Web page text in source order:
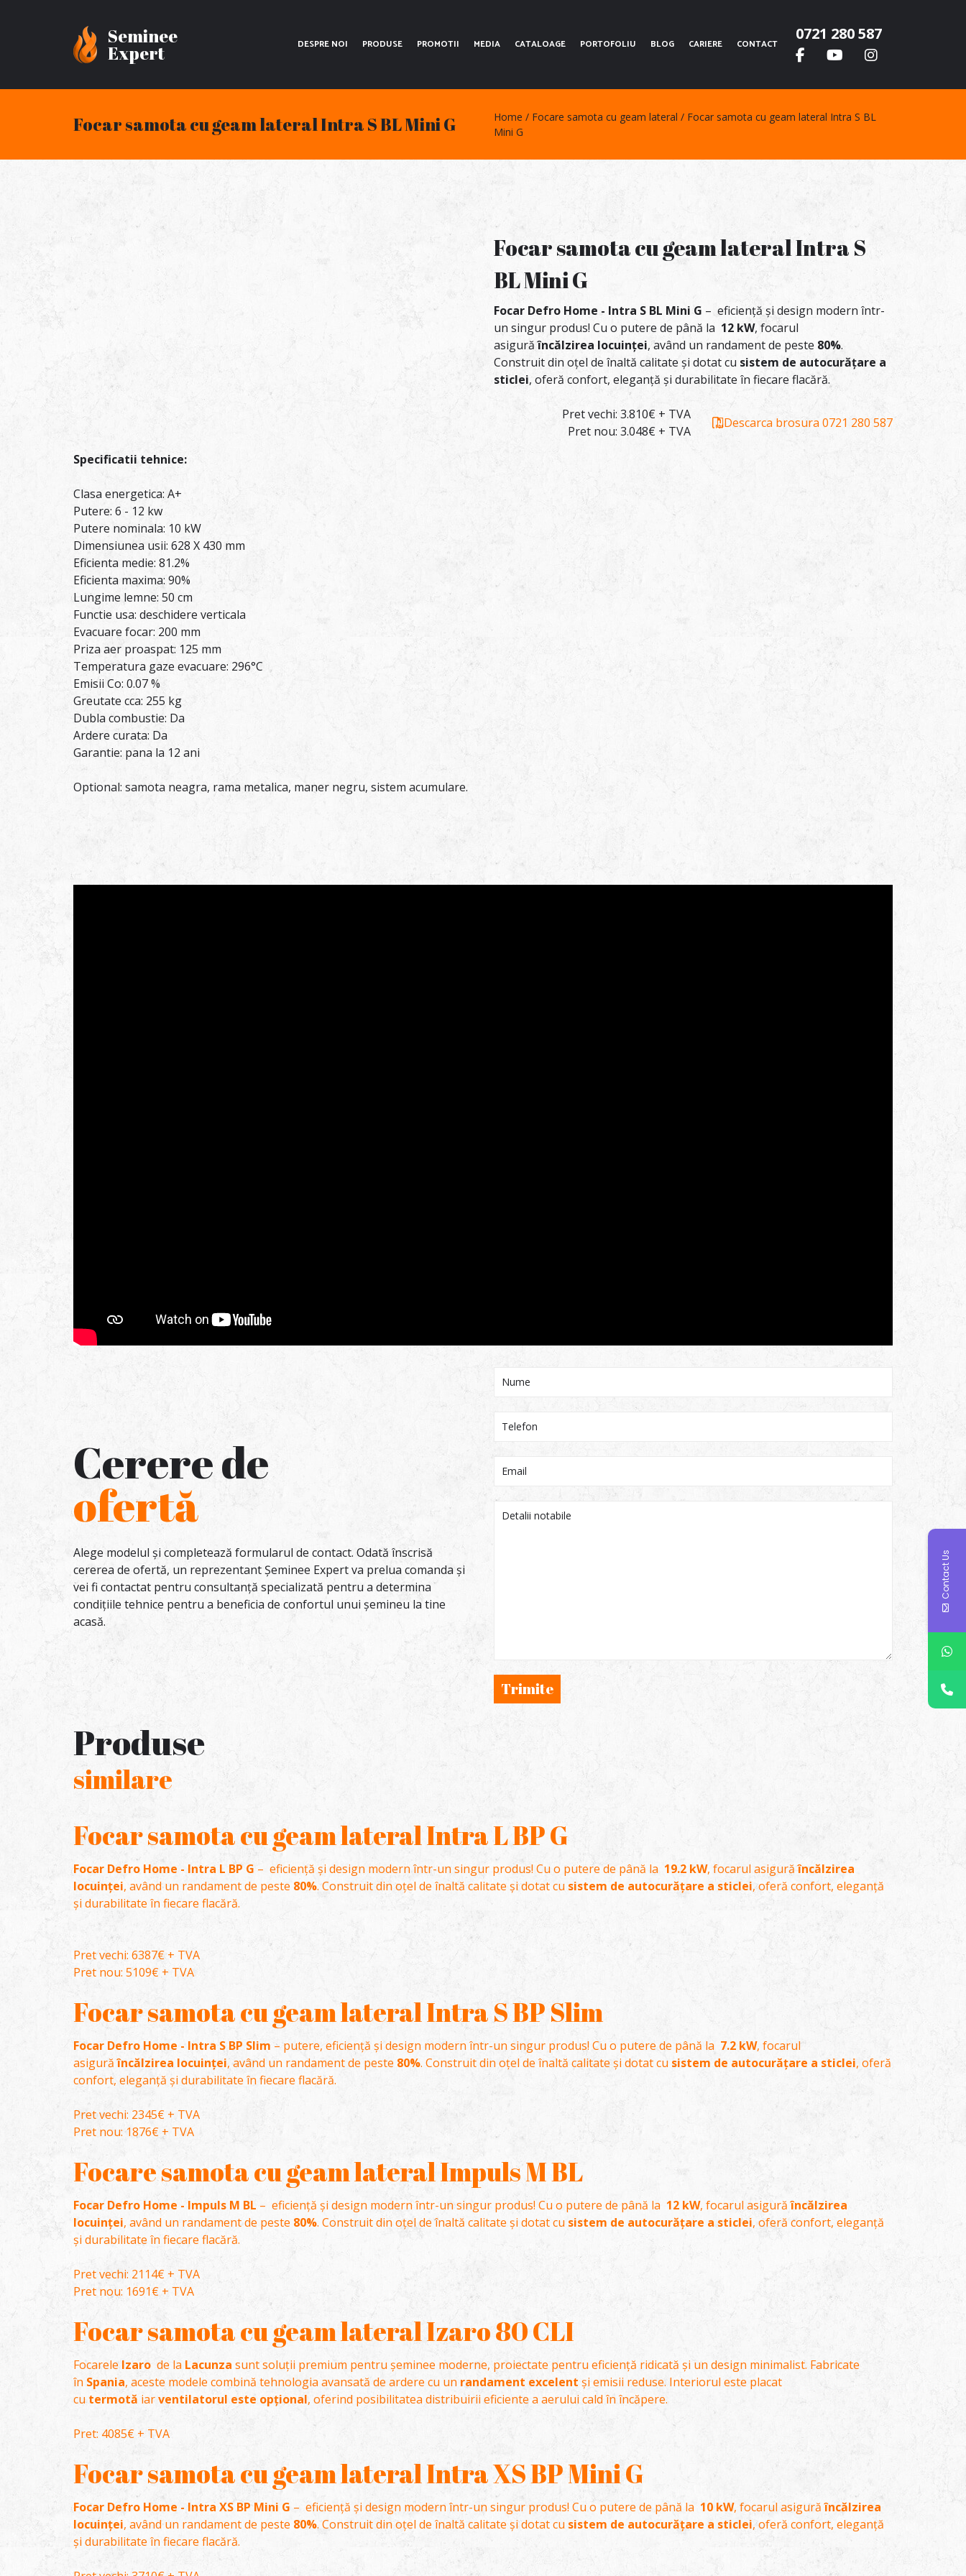
Seminee
Expert DESPRE NOI PRODUSE PROMOTII MEDIA CATALOAGE PORTOFOLIU BLOG CARIERE CONTACT
0721 280 587
Focar samota cu geam lateral Intra S BL Mini G Home Focare samota cu geam lateral
Focar samota cu geam lateral Intra S BL
Mini G
Focar samota cu geam lateral Intra S
BL Mini G
Focar Defro Home - Intra S BL Mini G – eficiență și design modern într-
un singur produs! Cu o putere de până la 12 kW, focarul
asigurăîncălzirea locuinței, având un randament de peste 80%.
Construit din oțel de înaltă calitate și dotat cu sistem de autocurățare a
sticlei, oferă confort, eleganță și durabilitate în fiecare flacără.
Pret vechi: 3.810€ + TVA
Pret nou: 3.048€ + TVA
Descarca brosura 0721 280 587
Specificatii tehnice:
Clasa energetica: A+
Putere: 6 - 12 kw
Putere nominala: 10 kW
Dimensiunea usii: 628 X 430 mm
Eficienta medie: 81.2%
Eficienta maxima: 90%
Lungime lemne: 50 cm
Functie usa: deschidere verticala
Evacuare focar: 200 mm
Priza aer proaspat: 125 mm
Temperatura gaze evacuare: 296°C
Emisii Co: 0.07 %
Greutate cca: 255 kg
Dubla combustie: Da
Ardere curata: Da
Garantie: pana la 12 ani
Optional: samota neagra, rama metalica, maner negru, sistem acumulare.
Cerere de
ofertă
Alege modelul și completează formularul de contact. Odată înscrisă
cererea de ofertă, un reprezentant Șeminee Expert va prelua comanda și
vei fi contactat pentru consultanță specializată pentru a determina
condițiile tehnice pentru a beneficia de confortul unui șemineu la tine
acasă.
Trimite
Produse
similare
Focar samota cu geam lateral Intra L BP G
Focar Defro Home - Intra L BP G – eficiență și design modern într-un singur produs! Cu o putere de până la 19.2 kW, focarul asigurăîncălzirea
locuinței, având un randament de peste 80%. Construit din oțel de înaltă calitate și dotat cu sistem de autocurățare a sticlei, oferă confort, eleganță
și durabilitate în fiecare flacără.
Pret vechi: 6387€ + TVA
Pret nou: 5109€ + TVA
Focar samota cu geam lateral Intra S BP Slim
Focar Defro Home - Intra S BP Slim – putere, eficiență și design modern într-un singur produs! Cu o putere de până la 7.2 kW, focarul
asigurăîncălzirea locuinței, având un randament de peste 80%. Construit din oțel de înaltă calitate și dotat cu sistem de autocurățare a sticlei, oferă
confort, eleganță și durabilitate în fiecare flacără.
Pret vechi: 2345€ + TVA
Pret nou: 1876€ + TVA
Focare samota cu geam lateral Impuls M BL
Focar Defro Home - Impuls M BL – eficiență și design modern într-un singur produs! Cu o putere de până la 12 kW, focarul asigurăîncălzirea
locuinței, având un randament de peste 80%. Construit din oțel de înaltă calitate și dotat cu sistem de autocurățare a sticlei, oferă confort, eleganță
și durabilitate în fiecare flacără.
Pret vechi: 2114€ + TVA
Pret nou: 1691€ + TVA
Focar samota cu geam lateral Izaro 80 CLI
Focarele Izaro de la Lacunza sunt soluții premium pentru șeminee moderne, proiectate pentru eficiență ridicată și un design minimalist. Fabricate
în Spania, aceste modele combină tehnologia avansată de ardere cu un randament excelent și emisii reduse. Interiorul este placat
cutermotă iarventilatorul este opțional, oferind posibilitatea distribuirii eficiente a aerului cald în încăpere.
Pret: 4085€ + TVA
Focar samota cu geam lateral Intra XS BP Mini G
Focar Defro Home - Intra XS BP Mini G – eficiență și design modern într-un singur produs! Cu o putere de până la 10 kW, focarul asigurăîncălzirea
locuinței, având un randament de peste 80%. Construit din oțel de înaltă calitate și dotat cu sistem de autocurățare a sticlei, oferă confort, eleganță
și durabilitate în fiecare flacără.
Contact Us